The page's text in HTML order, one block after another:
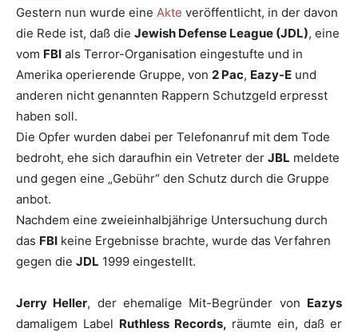
Gestern nun wurde eine Akte veröffentlicht, in der davon
die Rede ist, daß die Jewish Defense League (JDL), eine
vom FBI als Terror-Organisation eingestufte und in
Amerika operierende Gruppe, von 2 Pac, Eazy-E und
anderen nicht genannten Rappern Schutzgeld erpresst
haben soll.
Die Opfer wurden dabei per Telefonanruf mit dem Tode
bedroht, ehe sich daraufhin ein Vetreter der JBL meldete
und gegen eine „Gebühr“ den Schutz durch die Gruppe
anbot.
Nachdem eine zweieinhalbjährige Untersuchung durch
das FBI keine Ergebnisse brachte, wurde das Verfahren
gegen die JDL 1999 eingestellt.
Jerry Heller, der ehemalige Mit-Begründer von Eazys
damaligem Label Ruthless Records, räumte ein, daß er